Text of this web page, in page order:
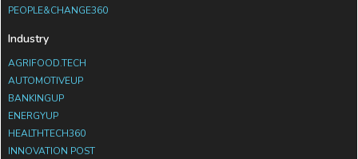
PEOPLE&CHANGE360
Industry
AGRIFOOD.TECH
AUTOMOTIVEUP
BANKINGUP
ENERGYUP
HEALTHTECH360
INNOVATION POST